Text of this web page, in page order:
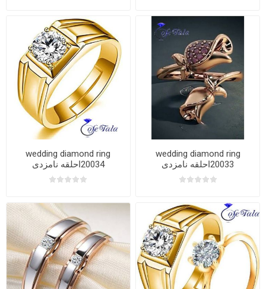
wedding diamond ring
20033احلقه نامزدی
wedding diamond ring
20034احلقه نامزدی